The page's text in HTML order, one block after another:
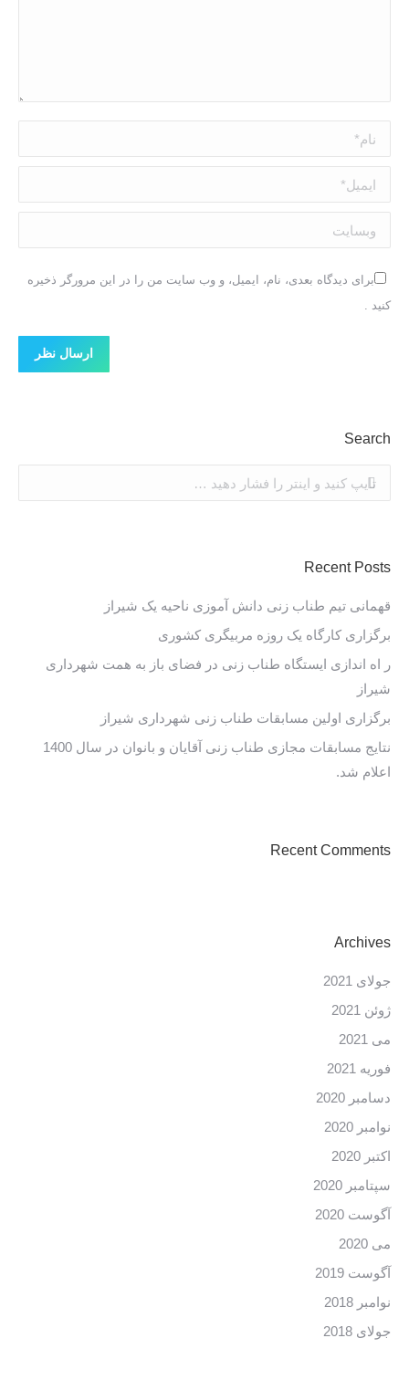
نام *
ایمیل *
وبسایت
برای دیدگاه بعدی، نام، ایمیل، و وب سایت من را در این مرورگر ذخیره
کنید .
ارسال نظر
Search
جستجو:
Recent Posts
قهمانی تیم طناب زنی دانش آموزی ناحیه یک شیراز
برگزاری کارگاه یک روزه مربیگری کشوری
ر اه اندازی ایستگاه طناب زنی در فضای باز به همت شهرداری
شیراز
برگزاری اولین مسابقات طناب زنی شهرداری شیراز
نتایج مسابقات مجازی طناب زنی آقایان و بانوان در سال 1400
اعلام شد.
Recent Comments
Archives
جولای 2021
ژوئن 2021
می 2021
فوریه 2021
دسامبر 2020
نوامبر 2020
اکتبر 2020
سپتامبر 2020
آگوست 2020
می 2020
آگوست 2019
نوامبر 2018
جولای 2018